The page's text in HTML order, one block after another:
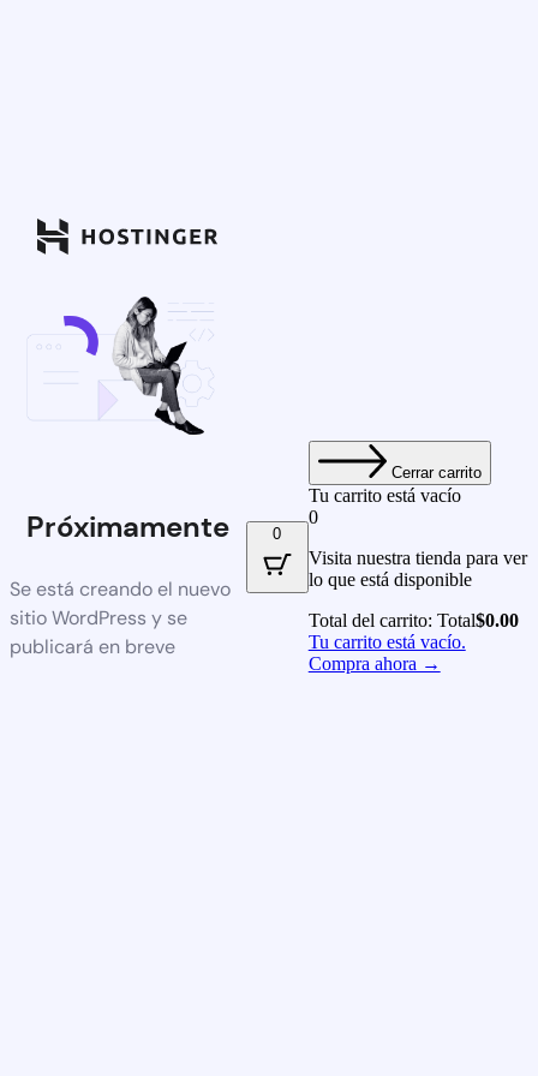
Próximamente
Se está creando el nuevo
sitio WordPress y se
publicará en breve
0
Cerrar carrito
Tu carrito está vacío
0
Visita nuestra tienda para ver
lo que está disponible
Total del carrito: Total$0.00
Tu carrito está vacío.
Compra ahora →